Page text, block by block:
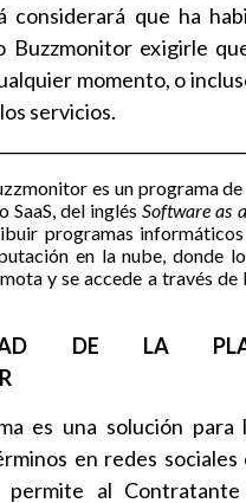
considerará que ha
Buzzmonitor exigirle
momento, o
servicios.
es un programa
SaaS, del inglésSoftware as
programas
en la nube, donde
y se accede a través de
DE LA
es una solución
en redes sociales
permite al